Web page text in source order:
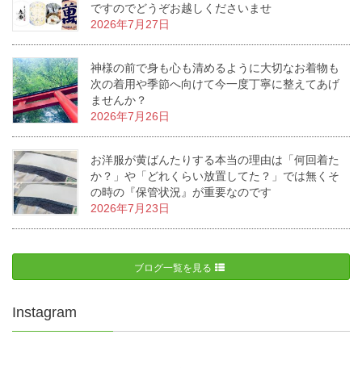
ですのでどうぞお越しくださいませ
2026年7月27日
神様の前で身も心も清めるように大切なお着物も
次の着用や季節へ向けて今一度丁寧に整えてあげ
ませんか？
2026年7月26日
お洋服が黄ばんたりする本当の理由は「何回着た
か？」や「どれくらい放置してた？」では無くそ
の時の『保管状況』が重要なのです
2026年7月23日
ブログ一覧を見る
Instagram